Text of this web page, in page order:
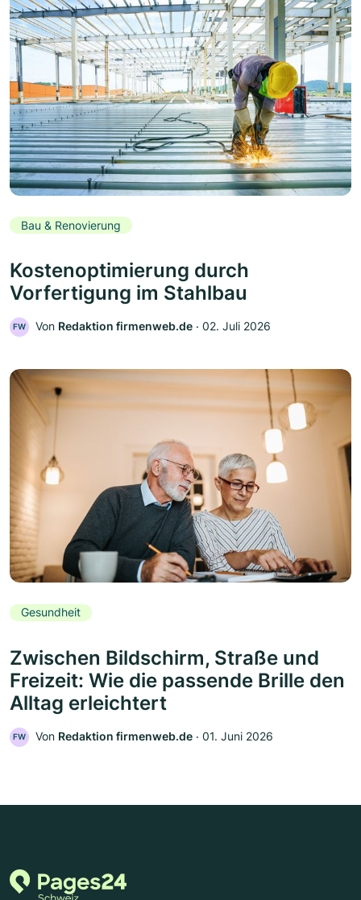
Bau & Renovierung
Kostenoptimierung durch
Vorfertigung im Stahlbau
FW Von Redaktion firmenweb.de ‧ 02. Juli 2026
Gesundheit
Zwischen Bildschirm, Straße und
Freizeit: Wie die passende Brille den
Alltag erleichtert
FW Von Redaktion firmenweb.de ‧ 01. Juni 2026